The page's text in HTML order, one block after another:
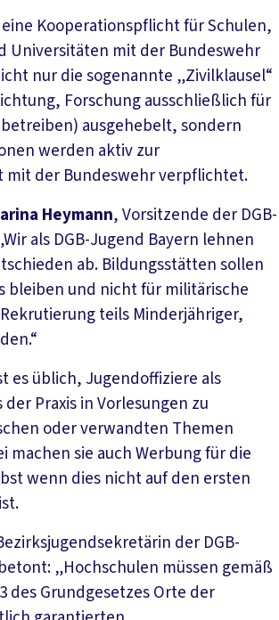
eine Kooperationspflicht für Schulen,
Universitäten mit der Bundeswehr
nur die sogenannte „Zivilklausel“
Forschung ausschließlich für
ausgehebelt, sondern
werden aktiv zur
mit der Bundeswehr verpflichtet.
Heymann, Vorsitzende der DGB-
als DGB-Jugend Bayern lehnen
ab. Bildungsstätten sollen
bleiben und nicht für militärische
teils Minderjähriger,
es üblich, Jugendoffiziere als
Praxis in Vorlesungen zu
oder verwandten Themen
machen sie auch Werbung für die
wenn dies nicht auf den ersten
der DGB-
„Hochschulen müssen gemäß
des Grundgesetzes Orte der